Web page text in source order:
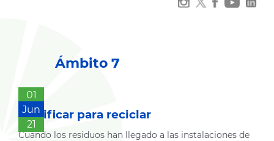
Ámbito 7
01
Jun
21
Clasificar para reciclar
Cuando los residuos han llegado a las instalaciones de